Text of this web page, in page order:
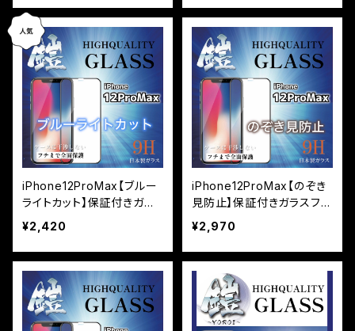
iPhone12ProMax【ブルー
ライトカット】保証付きガラ
スフィルム『鎧』全面フルカ
バー
¥2,420
iPhone12ProMax【のぞき
見防止】保証付きガラスフィ
ルム『鎧』全面フルカバー
¥2,970